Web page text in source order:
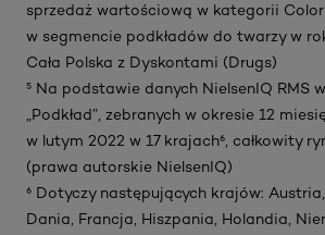
sprzedaż wartościową w kategorii
w segmencie podkładów do twarzy w
Cała Polska z Dyskontami (Drugs)
⁵ Na podstawie danych NielsenIQ RMS
„Podkład”, zebranych w okresie 12
w lutym 2022 w 17 krajach⁶, całkowity
(prawa autorskie NielsenIQ)
⁶ Dotyczy następujących krajów:
Dania, Francja, Hiszpania, Holandia,